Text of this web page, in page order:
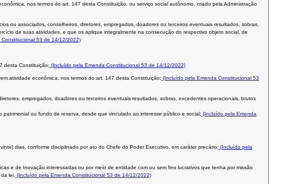
nos termos do art. 147 desta Constituição, ou serviço social autônomo, criado pela Administração
ou associados, conselheiros, diretores, empregados, doadores ou terceiros eventuais resultados, sobras,
de suas atividades, e que os aplique integralmente na consecução do respectivo objeto social, de
53 de 14/12/2022)
desta Constituição; (Incluído pela Emenda Constitucional 53 de 14/12/2022)
atividade econômica, nos termos do art. 147 desta Constituição; (Incluído pela Emenda Constitucional 53
empregados, doadores ou terceiros eventuais resultados, sobras, excedentes operacionais, brutos
ou fundo de reserva, desde que vinculado ao interesse público e social; (Incluído pela Emenda
dias, conforme disciplinado por ato do Chefe do Poder Executivo, em caráter precário; (Incluído pela
e de Inovação interessadas ou por meio de entidade com ou sem fins lucrativos que tenha por missão
lei. (Incluído pela Emenda Constitucional 53 de 14/12/2022)